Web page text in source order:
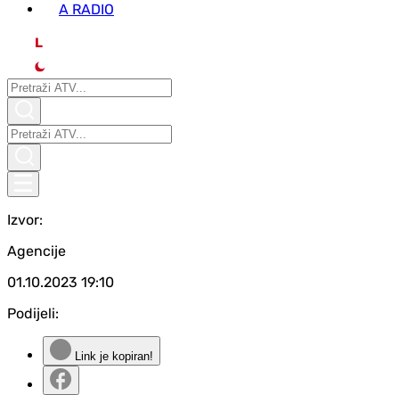
A RADIO
L
Izvor:
Agencije
01.10.2023 19:10
Podijeli:
Link je kopiran!